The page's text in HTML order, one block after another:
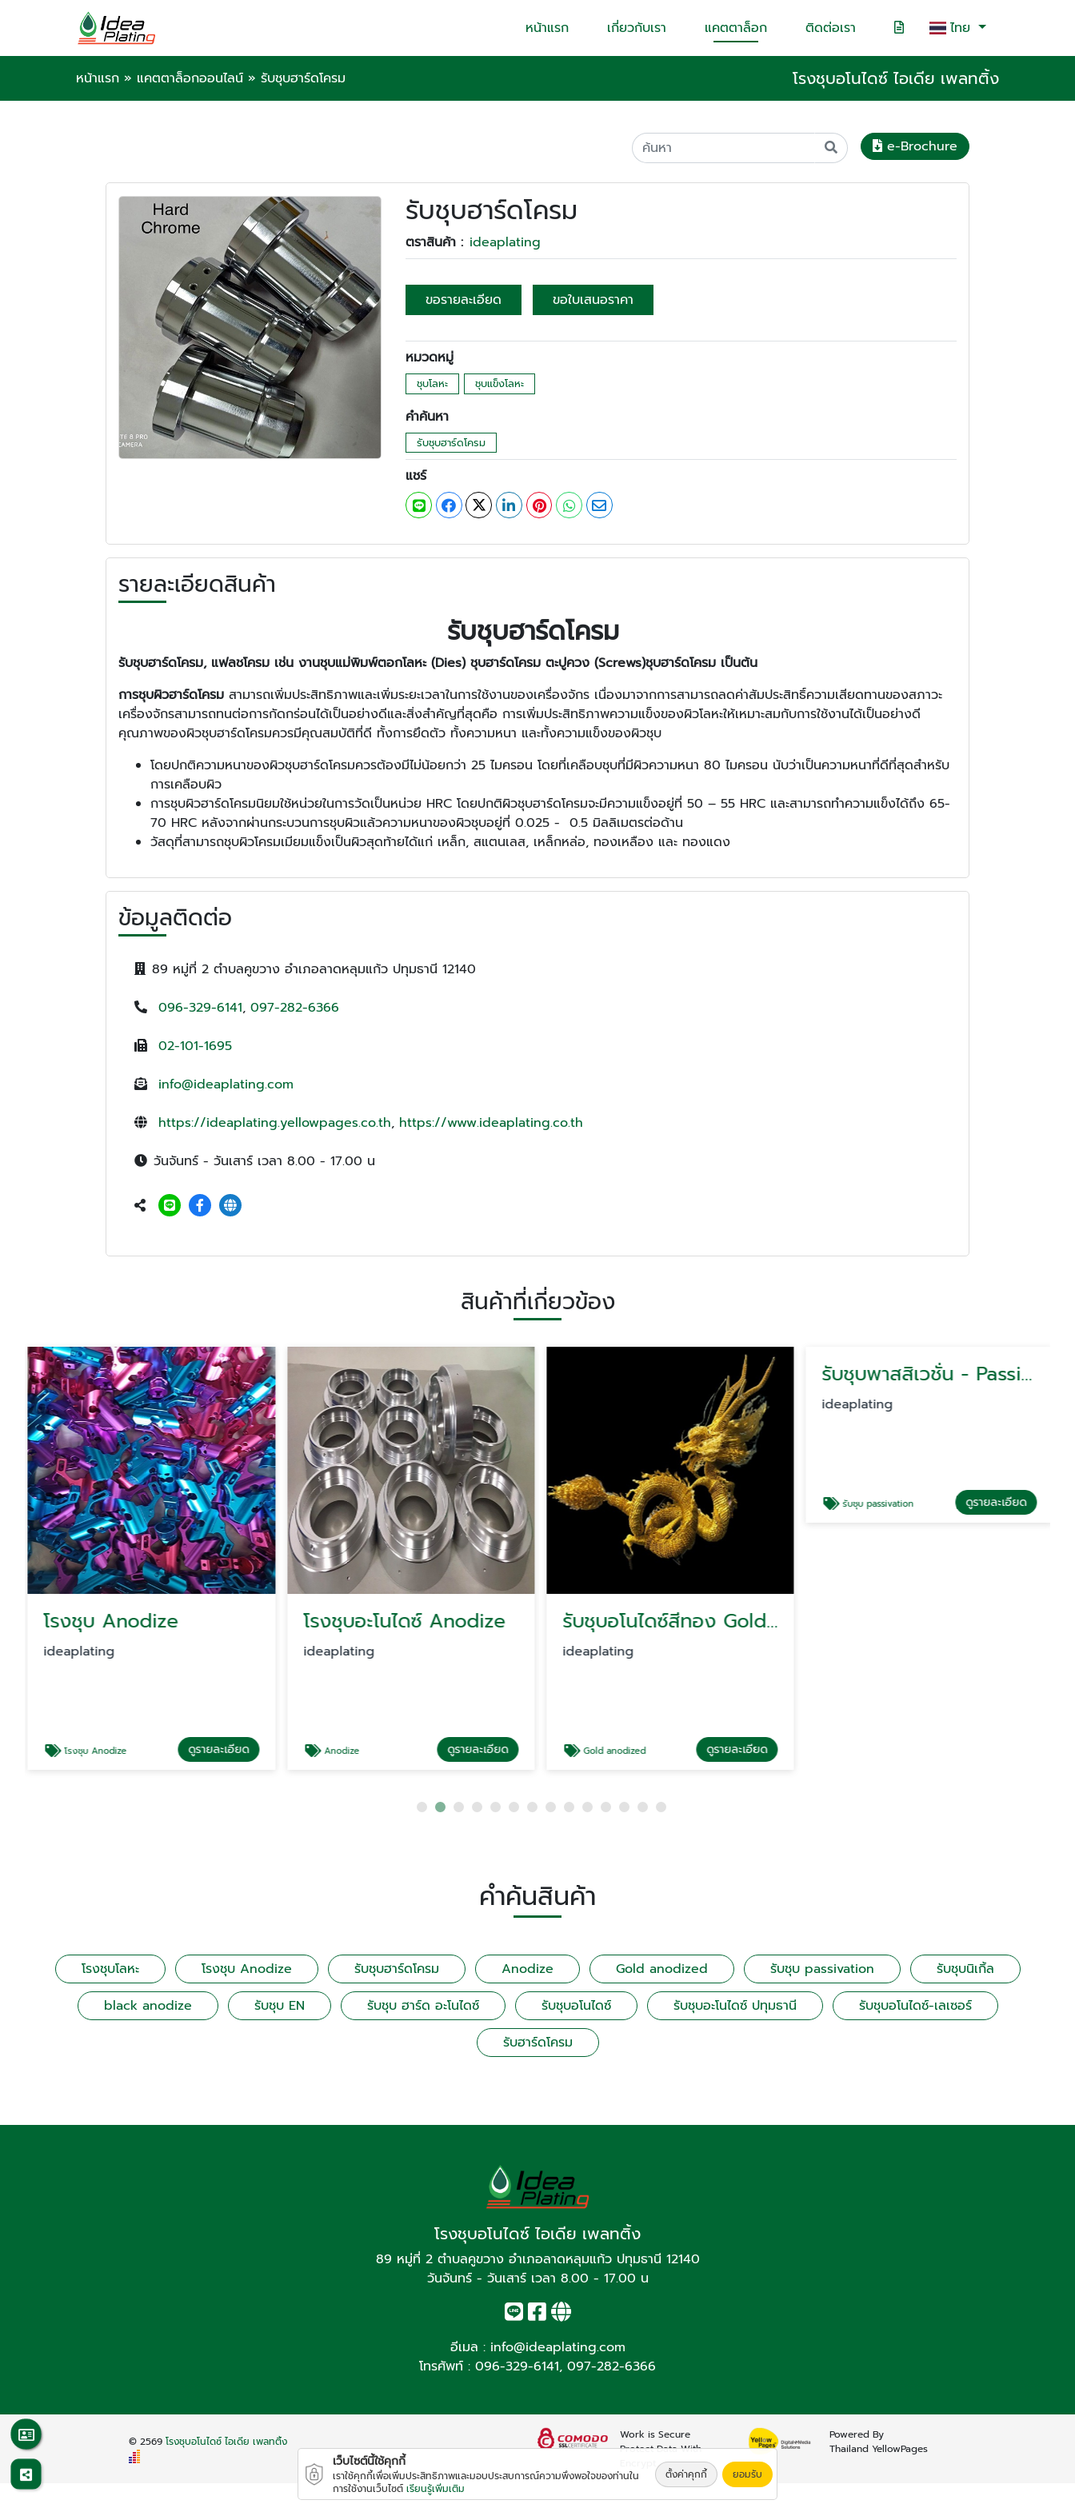
หน้าแรก เกี่ยวกับเรา แคตตาล็อก ติดต่อเรา ไทย
หน้าแรก » แคตตาล็อกออนไลน์ » รับชุบฮาร์ดโครม โรงชุบอโนไดซ์ ไอเดีย เพลทติ้ง
e-Brochure
รับชุบฮาร์ดโครม
ตราสินค้า : ideaplating
ขอรายละเอียด ขอใบเสนอราคา
หมวดหมู่
ชุบโลหะ ชุบแข็งโลหะ
คำค้นหา
รับชุบฮาร์ดโครม
แชร์
รายละเอียดสินค้า
รับชุบฮาร์ดโครม
รับชุบฮาร์ดโครม, แฟลชโครม เช่น งานชุบแม่พิมพ์ตอกโลหะ (Dies) ชุบฮาร์ดโครม ตะปูควง (Screws)ชุบฮาร์ดโครม เป็นต้น
การชุบผิวฮาร์ดโครม สามารถเพิ่มประสิทธิภาพและเพิ่มระยะเวลาในการใช้งานของเครื่องจักร เนื่องมาจากการสามารถลดค่าสัมประสิทธิ์ความเสียดทานของสภาวะ
เครื่องจักรสามารถทนต่อการกัดกร่อนได้เป็นอย่างดีและสิ่งสำคัญที่สุดคือ การเพิ่มประสิทธิภาพความแข็งของผิวโลหะให้เหมาะสมกับการใช้งานได้เป็นอย่างดี
คุณภาพของผิวชุบฮาร์ดโครมควรมีคุณสมบัติที่ดี ทั้งการยึดตัว ทั้งความหนา และทั้งความแข็งของผิวชุบ
โดยปกติความหนาของผิวชุบฮาร์ดโครมควรต้องมีไม่น้อยกว่า 25 ไมครอน โดยที่เคลือบชุบที่มีผิวความหนา 80 ไมครอน นับว่าเป็นความหนาที่ดีที่สุดสำหรับ
การเคลือบผิว
การชุบผิวฮาร์ดโครมนิยมใช้หน่วยในการวัดเป็นหน่วย HRC โดยปกติผิวชุบฮาร์ดโครมจะมีความแข็งอยู่ที่ 50 – 55 HRC และสามารถทำความแข็งได้ถึง 65-
70 HRC หลังจากผ่านกระบวนการชุบผิวแล้วความหนาของผิวชุบอยู่ที่ 0.025 - 0.5 มิลลิเมตรต่อด้าน
วัสดุที่สามารถชุบผิวโครมเมียมแข็งเป็นผิวสุดท้ายได้แก่ เหล็ก, สแตนเลส, เหล็กหล่อ, ทองเหลือง และ ทองแดง
ข้อมูลติดต่อ
89 หมู่ที่ 2 ตำบลคูขวาง อำเภอลาดหลุมแก้ว ปทุมธานี 12140
096-329-6141, 097-282-6366
02-101-1695
info@ideaplating.com
https://ideaplating.yellowpages.co.th, https://www.ideaplating.co.th
วันจันทร์ - วันเสาร์ เวลา 8.00 - 17.00 น
สินค้าที่เกี่ยวข้อง
โรงชุบ Anodize
ideaplating
โรงชุบ Anodize ดูรายละเอียด
โรงชุบอะโนไดซ์ Anodize
ideaplating
Anodize ดูรายละเอียด
รับชุบอโนไดซ์สีทอง Gold anodized
ideaplating
Gold anodized ดูรายละเอียด
คำค้นสินค้า
โรงชุบโลหะ โรงชุบ Anodize รับชุบฮาร์ดโครม Anodize Gold anodized รับชุบ passivation
รับชุบนิเกิ้ล
black anodize
รับชุบ EN รับชุบ ฮาร์ด อะโนไดซ์ รับชุบอโนไดซ์ รับชุบอะโนไดซ์ ปทุมธานี
รับชุบอโนไดซ์-เลเซอร์
รับฮาร์ดโครม
โรงชุบอโนไดซ์ ไอเดีย เพลทติ้ง
89 หมู่ที่ 2 ตำบลคูขวาง อำเภอลาดหลุมแก้ว ปทุมธานี 12140
วันจันทร์ - วันเสาร์ เวลา 8.00 - 17.00 น
อีเมล : info@ideaplating.com
โทรศัพท์ : 096-329-6141, 097-282-6366
© 2569โรงชุบอโนไดซ์ ไอเดีย เพลทติ้ง
Work is Secure
Protect Data With
Powered By
Thailand YellowPages
เว็บไซต์นี้ใช้คุกกี้
เราใช้คุกกี้เพื่อเพิ่มประสิทธิภาพและมอบประสบการณ์ความพึงพอใจของท่านใน
การใช้งานเว็บไซต์ เรียนรู้เพิ่มเติม
ตั้งค่าคุกกี้ ยอมรับ